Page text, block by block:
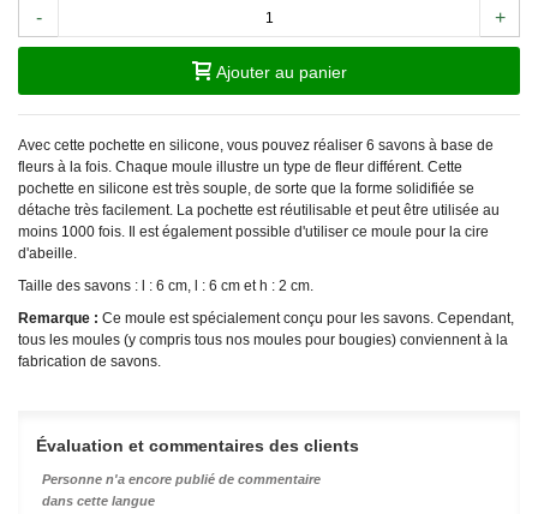
- +
Ajouter au panier
Avec cette pochette en silicone, vous pouvez réaliser 6 savons à base de
fleurs à la fois. Chaque moule illustre un type de fleur différent. Cette
pochette en silicone est très souple, de sorte que la forme solidifiée se
détache très facilement. La pochette est réutilisable et peut être utilisée au
moins 1000 fois. Il est également possible d'utiliser ce moule pour la cire
d'abeille.
Taille des savons : l : 6 cm, l : 6 cm et h : 2 cm.
Remarque : Ce moule est spécialement conçu pour les savons. Cependant,
tous les moules (y compris tous nos moules pour bougies) conviennent à la
fabrication de savons.
Évaluation et commentaires des clients
Personne n'a encore publié de commentaire
dans cette langue